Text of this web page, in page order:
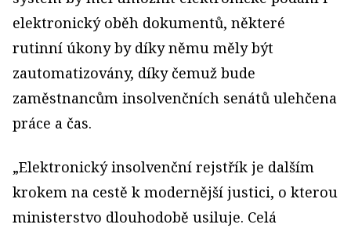
elektronický oběh dokumentů, některé
rutinní úkony by díky němu měly být
zautomatizovány, díky čemuž bude
zaměstnancům insolvenčních senátů ulehčena
práce a čas.
„Elektronický insolvenční rejstřík je dalším
krokem na cestě k modernější justici, o kterou
ministerstvo dlouhodobě usiluje. Celá